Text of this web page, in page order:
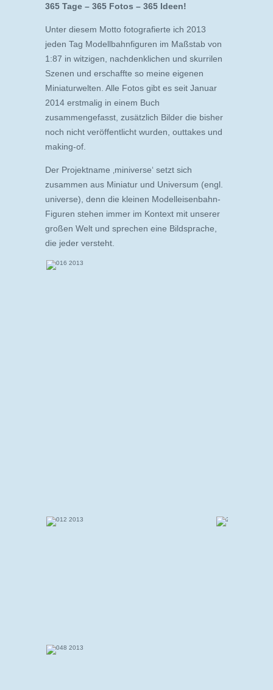
365 Tage – 365 Fotos – 365 Ideen!
Unter diesem Motto fotografierte ich 2013
jeden Tag Modellbahnfiguren im Maßstab von
1:87 in witzigen, nachdenklichen und skurrilen
Szenen und erschaffte so meine eigenen
Miniaturwelten. Alle Fotos gibt es seit Januar
2014 erstmalig in einem Buch
zusammengefasst, zusätzlich Bilder die bisher
noch nicht veröffentlicht wurden, outtakes und
making-of.
Der Projektname ‚miniverse‘ setzt sich
zusammen aus Miniatur und Universum (engl.
universe), denn die kleinen Modelleisenbahn-
Figuren stehen immer im Kontext mit unserer
großen Welt und sprechen eine Bildsprache,
die jeder versteht.